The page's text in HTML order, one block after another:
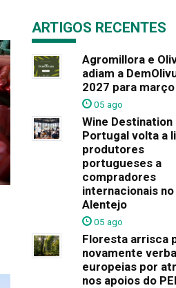
ARTIGOS RECENTES
Agromillora e
adiam a
2027 para março
05 ago
Wine Destination
Portugal volta a
produtores
portugueses a
compradores
internacionais no
Alentejo
05 ago
Floresta arrisca
novamente
europeias por
nos apoios do